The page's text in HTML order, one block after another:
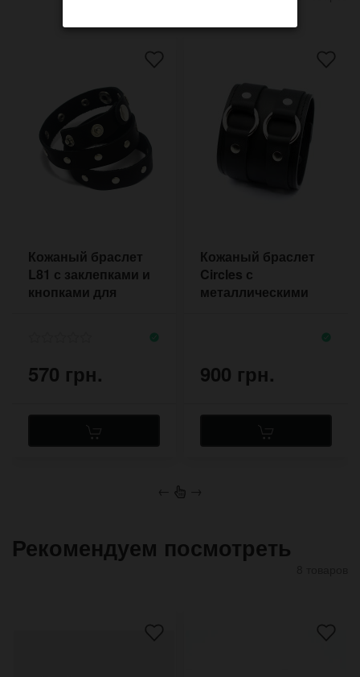
Кожаный браслет
L81 с заклепками и
кнопками для
570 грн.
Кожаный браслет
Circles с
металлическими
900 грн.
← →
Рекомендуем посмотреть